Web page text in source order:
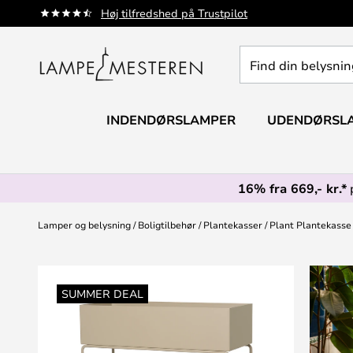
Høj tilfredshed på Trustpilot
Skip
to
din
INDENDØRSLAMPER
16% fra 669,- kr.*
Lamper og belysning Boligtilbehør Plantekasser Plant
SUMMER DEAL
slutningen